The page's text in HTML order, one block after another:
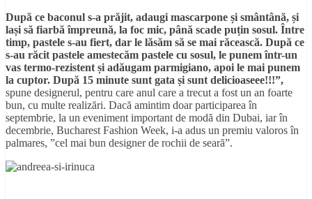
După ce baconul s-a prăjit, adaugi mascarpone și smântână, și
lași să fiarbă împreună, la foc mic, până scade puțin sosul. Între
timp, pastele s-au fiert, dar le lăsăm să se mai răcească. După ce
s-au răcit pastele amestecăm pastele cu sosul, le punem într-un
vas termo-rezistent și adăugam parmigiano, apoi le mai punem
la cuptor. După 15 minute sunt gata și sunt delicioaseee!!!”,
spune designerul, pentru care anul care a trecut a fost un an foarte
bun, cu multe realizări. Dacă amintim doar participarea în
septembrie, la un eveniment important de modă din Dubai, iar în
decembrie, Bucharest Fashion Week, i-a adus un premiu valoros în
palmares, ”cel mai bun designer de rochii de seară”.